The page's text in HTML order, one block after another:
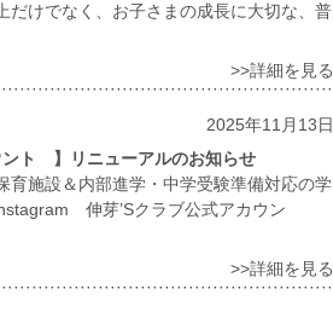
だけでなく、お子さまの成長に大切な、普
>>詳細を見る
2025年11月13日
ト 】リニューアルのお知らせ
育施設＆内部進学・中学受験準備対応の学
伸芽’Sクラブ公式アカウン
>>詳細を見る